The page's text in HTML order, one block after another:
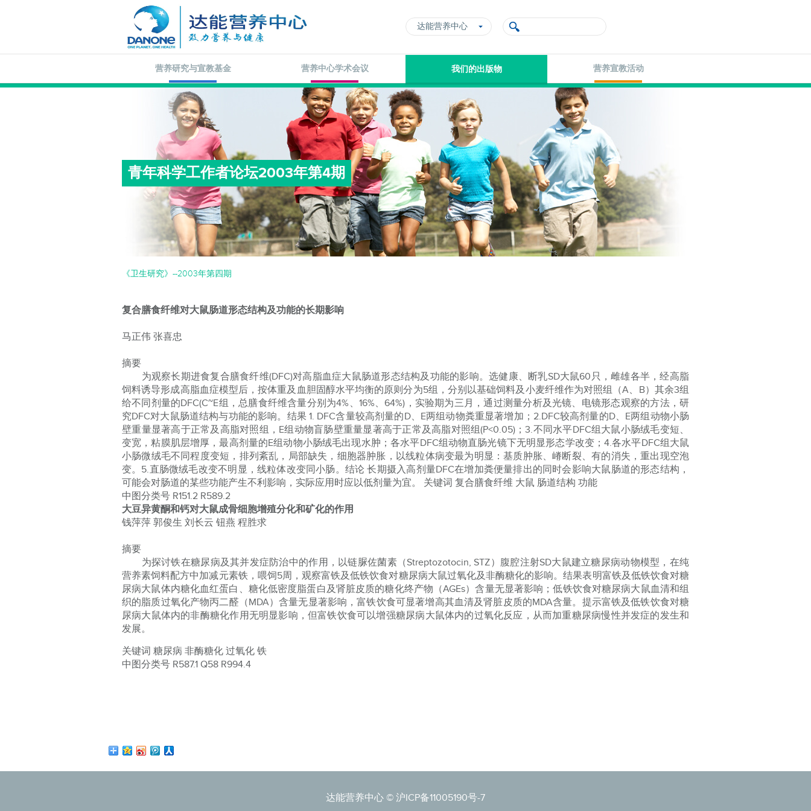
达能营养中心
营养研究与宣教基金 营养中心学术会议 我们的出版物 营养宣教活动
青年科学工作者论坛2003年第4期
《卫生研究》--2003年第四期
复合膳食纤维对大鼠肠道形态结构及功能的长期影响
马正伟 张喜忠
摘要
为观察长期进食复合膳食纤维(DFC)对高脂血症大鼠肠道形态结构及功能的影响。选健康、断乳SD大鼠60只，雌雄各半，经高脂
饲料诱导形成高脂血症模型后，按体重及血胆固醇水平均衡的原则分为5组，分别以基础饲料及小麦纤维作为对照组（A、B）其余3组
给不同剂量的DFC(C~E组，总膳食纤维含量分别为4%、16%、64%)，实验期为三月，通过测量分析及光镜、电镜形态观察的方法，研
究DFC对大鼠肠道结构与功能的影响。结果 1. DFC含量较高剂量的D、E两组动物粪重显著增加；2.DFC较高剂量的D、E两组动物小肠
壁重量显著高于正常及高脂对照组，E组动物盲肠壁重量显著高于正常及高脂对照组(P<0.05)；3.不同水平DFC组大鼠小肠绒毛变短、
变宽，粘膜肌层增厚，最高剂量的E组动物小肠绒毛出现水肿；各水平DFC组动物直肠光镜下无明显形态学改变；4.各水平DFC组大鼠
小肠微绒毛不同程度变短，排列紊乱，局部缺失，细胞器肿胀，以线粒体病变最为明显：基质肿胀、嵴断裂、有的消失，重出现空泡
变。5.直肠微绒毛改变不明显，线粒体改变同小肠。结论 长期摄入高剂量DFC在增加粪便量排出的同时会影响大鼠肠道的形态结构，
可能会对肠道的某些功能产生不利影响，实际应用时应以低剂量为宜。 关键词 复合膳食纤维 大鼠 肠道结构 功能
中图分类号 R151.2 R589.2
大豆异黄酮和钙对大鼠成骨细胞增殖分化和矿化的作用
钱萍萍 郭俊生 刘长云 钮燕 程胜求
摘要
为探讨铁在糖尿病及其并发症防治中的作用，以链脲佐菌素（Streptozotocin, STZ）腹腔注射SD大鼠建立糖尿病动物模型，在纯
营养素饲料配方中加减元素铁，喂饲5周，观察富铁及低铁饮食对糖尿病大鼠过氧化及非酶糖化的影响。结果表明富铁及低铁饮食对糖
尿病大鼠体内糖化血红蛋白、糖化低密度脂蛋白及肾脏皮质的糖化终产物（AGEs）含量无显著影响；低铁饮食对糖尿病大鼠血清和组
织的脂质过氧化产物丙二醛（MDA）含量无显著影响，富铁饮食可显著增高其血清及肾脏皮质的MDA含量。提示富铁及低铁饮食对糖
尿病大鼠体内的非酶糖化作用无明显影响，但富铁饮食可以增强糖尿病大鼠体内的过氧化反应，从而加重糖尿病慢性并发症的发生和
发展。
关键词 糖尿病 非酶糖化 过氧化 铁
中图分类号 R587.1 Q58 R994.4
达能营养中心 © 沪ICP备11005190号-7